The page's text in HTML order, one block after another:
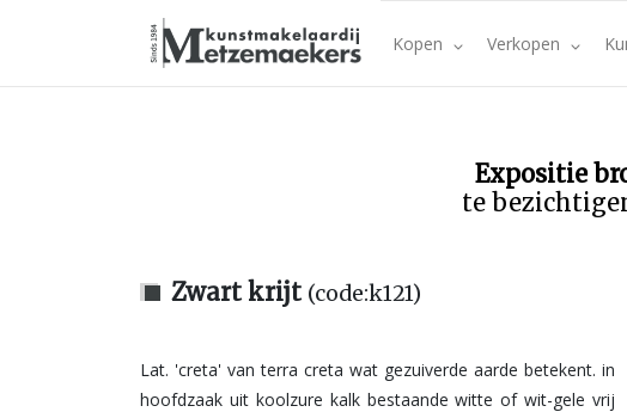
Kopen Verkopen
Expositie
te
Zwart krijt (code:k121)
Lat. 'creta' van terra creta wat gezuiverde aarde betekent. in
hoofdzaak uit koolzure kalk bestaande witte of wit-gele vrij
vette ijzerarme kleisoort, uit geheel zuivere kaolien, gebruikt
voor de fabricge van stenen pijpen en vooral in de